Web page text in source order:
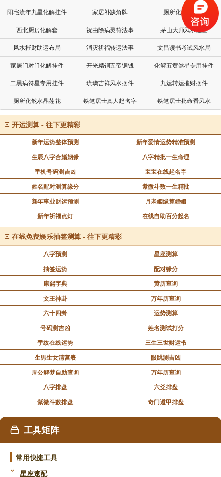
旅客在住舍被焚之后，又得屋而居之，前曾失其资
斧，今复得之，然其心仍不快。盖住舍被焚，童仆失
去，资斧又失去，明是有人暗害之。此亦写古代故事。
六五：射雉，一矢亡，终以誉命。
雉，今名野鸡。
亡，死也。
此承上文之旅字而言。旅客射雉，一矢射中而雉
死，终得善射之名，受客地国君之命令予以奖赏。此亦
记古代故事。
高亨先生说，亡亦可训失。“射雉一矢亡”谓射雉一
矢而中，雉带矢飞去。
上九：鸟焚其巢，旅人先笑后号咷，丧牛于易，
凶。
鸟焚其巢，喻旅客之居宅被焚。
号咷，大哭。
易，国名。此记殷之祖先王亥之故事。
王亥屡见殷虚卜辞。据《山海经·大荒东经》、《竹
书纪年》、《楚辞·天问》所载，王亥曾作客于有易之
国，从事畜牧牛羊，而行淫享乐，有易之君绵臣杀王
亥，而取其牛。此爻辞言“鸟焚其巢”，谓绵臣杀王亥之
时焚其居宅，“旅人先笑后号咷”，谓王亥先逞淫乐，后
临被杀而大哭，“丧牛于易”，谓王亥失其牛于易
国；“凶”，谓王亥遭遇凶祸。
阳宅流年九星化解挂件 家居补缺角牌 厕所化秽气煞套
西北厨房化解套 祝由除病灵符法事 茅山大师风水挂画
风水摧财助运布局 消灾祈福转运法事 文昌读书考试风水局
家居门对门化解挂件 开光精铜五帝铜钱 化解五黄煞星专用挂件
二黑病符星专用挂件 琉璃吉祥风水摆件 九运转运摧财摆件
厕所化煞水晶莲花 铁笔居士真人起名字 铁笔居士批命看风水
Ξ 开运测算 - 往下更精彩
新年运势整体预测
新年爱情运势精准预测
生辰八字合婚姻缘
八字精批一生命理
手机号码测吉凶
宝宝在线起名字
姓名配对测算缘分
紫微斗数一生精批
新年事业财运预测
月老姻缘算婚姻
新年祈福点灯
在线自助百分起名
Ξ 在线免费娱乐抽签测算 - 往下更精彩
八字预测
星座测算
抽签运势
配对缘分
康熙字典
黄历查询
文王神卦
万年历查询
六十四卦
运势测算
号码测吉凶
姓名测试打分
手纹在线运势
三生三世财运书
生男生女清宫表
眼跳测吉凶
周公解梦自助查询
万年历查询
八字排盘
六爻排盘
紫微斗数排盘
奇门遁甲排盘
工具矩阵
常用快捷工具
星座速配